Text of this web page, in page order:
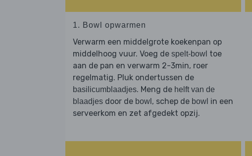
1. Bowl opwarmen
Verwarm een middelgrote koekenpan op
middelhoog vuur. Voeg de spelt-bowl toe
aan de pan en verwarm 2-3min, roer
regelmatig. Pluk ondertussen de
basilicumblaadjes. Meng de helft van de
blaadjes door de bowl , schep de bowl in een
serveerkom en zet afgedekt opzij.